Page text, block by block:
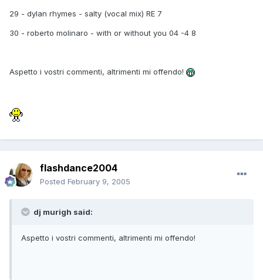
29 - dylan rhymes - salty (vocal mix) RE 7
30 - roberto molinaro - with or without you 04 -4 8
Aspetto i vostri commenti, altrimenti mi offendo!
flashdance2004
Posted February 9, 2005
dj murigh said:
Aspetto i vostri commenti, altrimenti mi offendo!